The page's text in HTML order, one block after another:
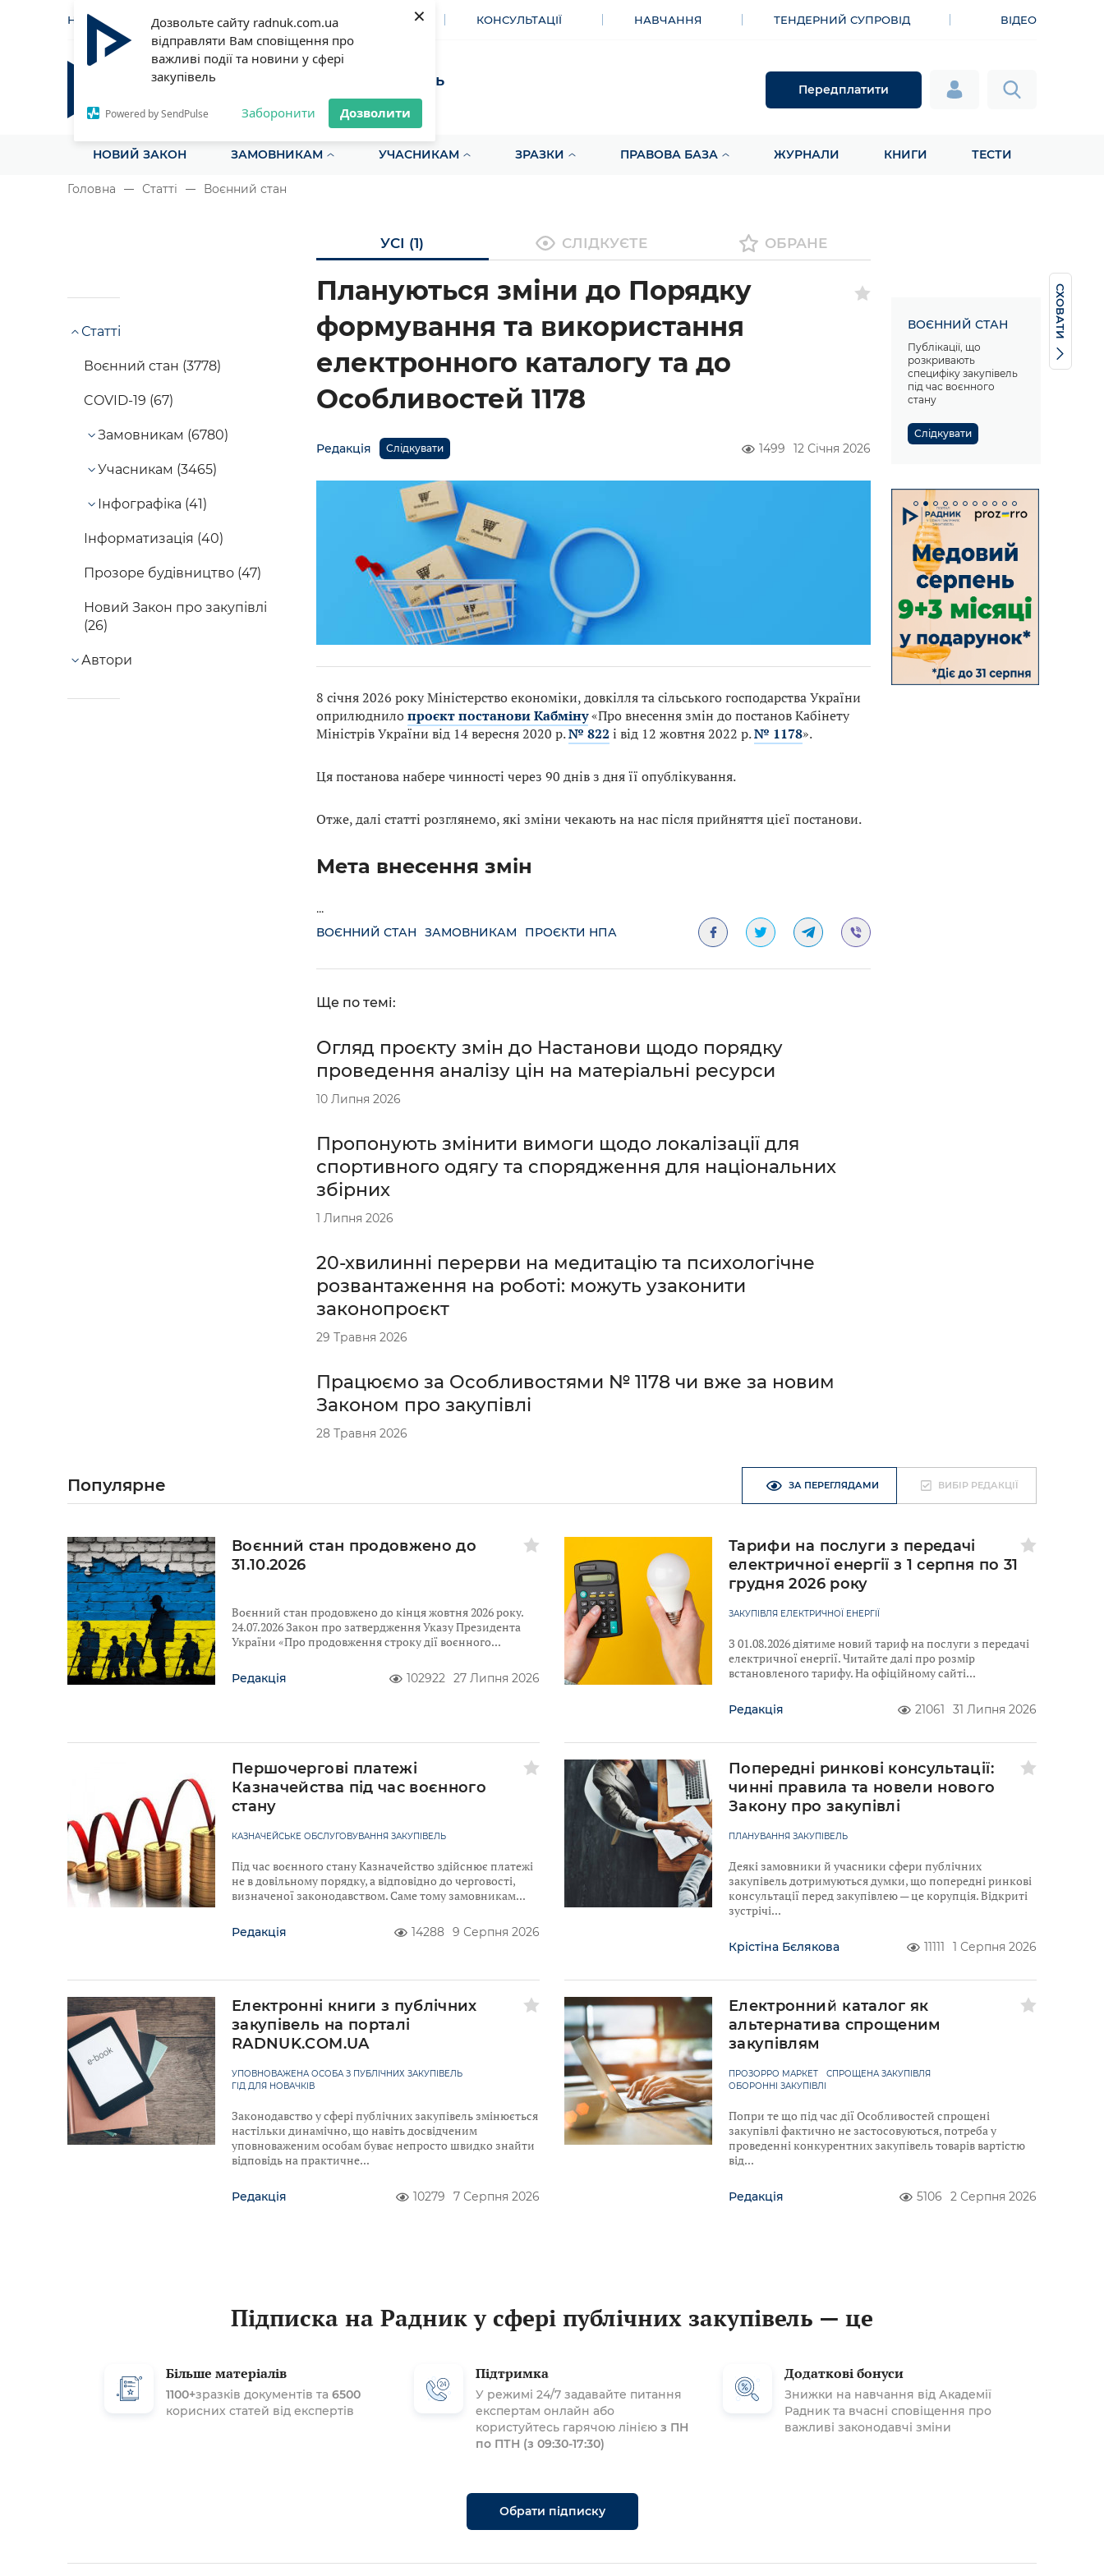
Дозвольте сайту radnuk.com.ua
відправляти Вам сповіщення про
важливі події та новини у сфері
закупівель
Powered by SendPulse Заборонити Дозволити
×
НОВИНИ СТАТТІ ІНСТРУМЕНТИ КОНСУЛЬТАЦІЇ НАВЧАННЯ ТЕНДЕРНИЙ СУПРОВІД ВІДЕО
Радник у сфері публічних закупівель
Все для закупівель на одному порталі
Передплатити
НОВИЙ ЗАКОН ЗАМОВНИКАМ УЧАСНИКАМ ЗРАЗКИ ПРАВОВА БАЗА ЖУРНАЛИ КНИГИ ТЕСТИ
Головна Статті Воєнний стан
УСІ (1) СЛІДКУЄТЕ ОБРАНЕ
Статті
Воєнний стан (3778)
COVID-19 (67)
Замовникам (6780)
Учасникам (3465)
Інфографіка (41)
Інформатизація (40)
Прозоре будівництво (47)
Новий Закон про закупівлі
(26)
Автори
Плануються зміни до Порядку
формування та використання
електронного каталогу та до
Особливостей 1178
Редакція Слідкувати 1499 12 Січня 2026
8 січня 2026 року Міністерство економіки, довкілля та сільського господарства України
оприлюднилопроєкт постанови Кабміну«Про внесення змін до постанов Кабінету
Міністрів України від 14 вересня 2020 р.№ 822 і від 12 жовтня 2022 р.№ 1178».
Ця постанова набере чинності через 90 днів з дня її опублікування.
Отже, далі статті розглянемо, які зміни чекають на нас після прийняття цієї постанови.
Мета внесення змін
...
ВОЄННИЙ СТАН ЗАМОВНИКАМ ПРОЄКТИ НПА
Ще по темі:
Огляд проєкту змін до Настанови щодо порядку
проведення аналізу цін на матеріальні ресурси
10 Липня 2026
Пропонують змінити вимоги щодо локалізації для
спортивного одягу та спорядження для національних
збірних
1 Липня 2026
20-хвилинні перерви на медитацію та психологічне
розвантаження на роботі: можуть узаконити
законопроєкт
29 Травня 2026
Працюємо за Особливостями № 1178 чи вже за новим
Законом про закупівлі
28 Травня 2026
ВОЄННИЙ СТАН
Публікації, що
розкривають
специфіку закупівель
під час воєнного
стану
Слідкувати
СХОВАТИ
Популярне ЗА ПЕРЕГЛЯДАМИ ВИБІР РЕДАКЦІЇ
Воєнний стан продовжено до
31.10.2026
Воєнний стан продовжено до кінця жовтня 2026 року.
24.07.2026 Закон про затвердження Указу Президента
України «Про продовження строку дії воєнного
Редакція 102922 27 Липня 2026
Тарифи на послуги з передачі
електричної енергії з 1 серпня по 31
грудня 2026 року
ЗАКУПІВЛЯ ЕЛЕКТРИЧНОЇ ЕНЕРГІЇ
З 01.08.2026 діятиме новий тариф на послуги з передачі
електричної енергії. Читайте далі про розмір
встановленого тарифу. На офіційному сайті
Редакція 21061 31 Липня 2026
Першочергові платежі
Казначейства під час воєнного
стану
КАЗНАЧЕЙСЬКЕ ОБСЛУГОВУВАННЯ ЗАКУПІВЕЛЬ
Під час воєнного стану Казначейство здійснює платежі
не в довільному порядку, а відповідно до черговості,
визначеної законодавством. Саме тому замовникам
Редакція 14288 9 Серпня 2026
Попередні ринкові консультації:
чинні правила та новели нового
Закону про закупівлі
ПЛАНУВАННЯ ЗАКУПІВЕЛЬ
Деякі замовники й учасники сфери публічних
закупівель дотримуються думки, що попередні ринкові
консультації перед закупівлею — це корупція. Відкриті
зустрічі
Крістіна Бєлякова 11111 1 Серпня 2026
Електронні книги з публічних
закупівель на порталі
RADNUK.COM.UA
УПОВНОВАЖЕНА ОСОБА З ПУБЛІЧНИХ ЗАКУПІВЕЛЬ
ГІД ДЛЯ НОВАЧКІВ
Законодавство у сфері публічних закупівель змінюється
настільки динамічно, що навіть досвідченим
уповноваженим особам буває непросто швидко знайти
відповідь на практичне
Редакція 10279 7 Серпня 2026
Електронний каталог як
альтернатива спрощеним
закупівлям
ПРОЗОРРО МАРКЕТ
СПРОЩЕНА ЗАКУПІВЛЯ
ОБОРОННІ ЗАКУПІВЛІ
Попри те що під час дії Особливостей спрощені
закупівлі фактично не застосовуються, потреба у
проведенні конкурентних закупівель товарів вартістю
від
Редакція 5106 2 Серпня 2026
Підписка на Радник у сфері публічних закупівель — це
Більше матеріалів
1100+зразків документів та 6500
корисних статей від експертів
Підтримка
У режимі 24/7 задавайте питання
експертам онлайн або
користуйтесь гарячою лінією з ПН
по ПТН (з 09:30-17:30)
Додаткові бонуси
Знижки на навчання від Академії
Радник та вчасні сповіщення про
важливі законодавчі зміни
Обрати підписку